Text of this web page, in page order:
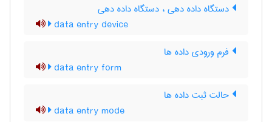
دستگاه داده دهی ، دستگاه داده‌ دهی
data entry device
فرم ورودی داده ها
data entry form
حالت ثبت داده ها
data entry mode